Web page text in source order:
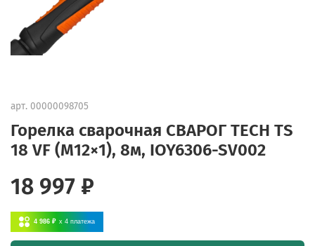
арт. 00000098705
Горелка сварочная СВАРОГ TECH TS
18 VF (М12×1), 8м, IOY6306-SV002
18 997 ₽
4 986 ₽ x 4 платежа